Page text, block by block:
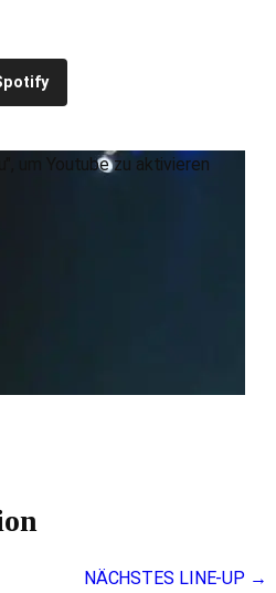
um Youtube zu aktivieren
NÄCHSTES LINE-UP →